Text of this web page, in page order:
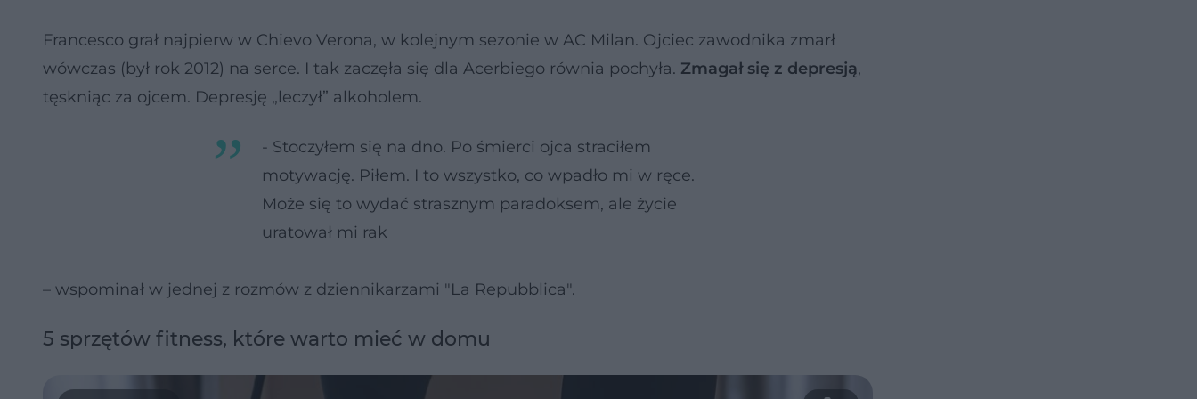
Francesco grał najpierw w Chievo Verona, w kolejnym sezonie w AC Milan. Ojciec zawodnika zmarł
wówczas (był rok 2012) na serce. I tak zaczęła się dla Acerbiego równia pochyła. Zmagał się z depresją,
tęskniąc za ojcem. Depresję „leczył” alkoholem.
- Stoczyłem się na dno. Po śmierci ojca straciłem
motywację. Piłem. I to wszystko, co wpadło mi w ręce.
Może się to wydać strasznym paradoksem, ale życie
uratował mi rak
– wspominał w jednej z rozmów z dziennikarzami "La Repubblica".
5 sprzętów fitness, które warto mieć w domu